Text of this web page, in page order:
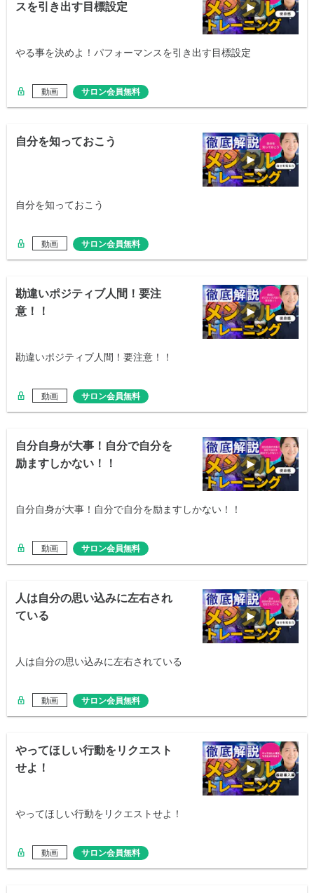
スを引き出す目標設定
やる事を決めよ！パフォーマンスを引き出す目標設定
動画 サロン会員無料
自分を知っておこう
自分を知っておこう
動画 サロン会員無料
勘違いポジティブ人間！要注
意！！
勘違いポジティブ人間！要注意！！
動画 サロン会員無料
自分自身が大事！自分で自分を
励ますしかない！！
自分自身が大事！自分で自分を励ますしかない！！
動画 サロン会員無料
人は自分の思い込みに左右され
ている
人は自分の思い込みに左右されている
動画 サロン会員無料
やってほしい行動をリクエスト
せよ！
やってほしい行動をリクエストせよ！
動画 サロン会員無料